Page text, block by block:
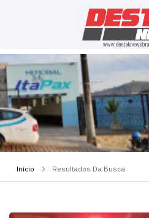
Início Resultados Da Busca